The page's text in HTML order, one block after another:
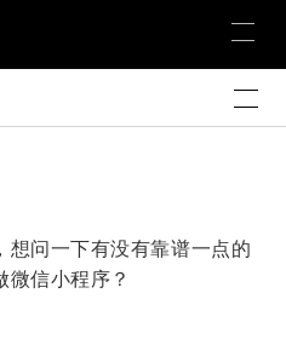
想问一下有没有靠谱一点的
微信小程序？